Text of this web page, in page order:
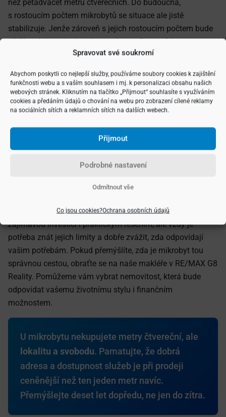
Spravovat své soukromí
Abychom poskytli co nejlepší služby, používáme soubory cookies k zajištění
funkčnosti webu a s vaším souhlasem i mj. k personalizaci obsahu našich
webových stránek. Kliknutím na tlačítko „Přijmout“ souhlasíte s využíváním
cookies a předáním údajů o chování na webu pro zobrazení cílené reklamy
na sociálních sítích a reklamních sítích na dalších webech.
Přijmout
Odmítnout vše
Podrobné nastavení
Co jsou cookies?Ochrana osobních údajů
než pětadvacet metrů čtverečních. Do budoucna,
s rostoucím počtem mikrobytů se situace ale jistě
stabilizuje. Jenže zároveň s jejich rostoucím počtem bude
větší problém s budoucím prodejem. Proto vždy
přemýšlejte nejen o účelu, ale také o lokalitě, kde se takový
center nebo velkých dopravních uzlů bude vždy zajímavější
a výhodnější než podobný byt ve starší zástavbě na
periferii.
Mikrobyty jako symbol doby
i dobrá investice: Důležitá je
Tak jako tak se mikrobyty stávají symbolem doby, kdy lidé
z prostoru výměnou za lokalitu a dostupnost. Mohou být
zajímavou investicí i praktickým řešením, ale vždy je
potřeba znát jejich limity a dobře zvážit, zda odpovídají
vašim potřebám. Pokud přemýšlíte, zda je mikrobyt tou
správnou cestou, obraťte se na naše makléře v RE/MAX G8
Reality. Pomůžeme vám vybrat nemovitost, která bude
odpovídat vašemu životnímu stylu i finančním
možnostem.
U mikrobytu nekupujete metry čtvereční, ale
lokalitu a svobodu. Pamatujte, že dobrá
adresa a dostupnost služeb je při prodeji
ceněnější než ten jeden metr navíc.
Přemýšlejte deset let dopředu, ne jen do zítra.